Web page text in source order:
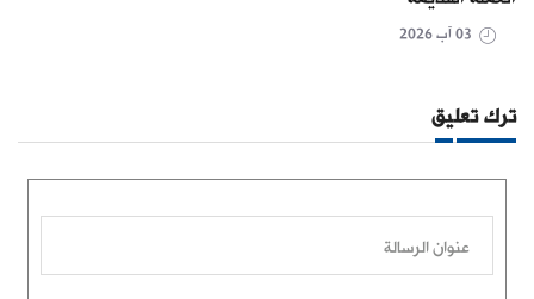
ترك تعليق
عنوان الرسالة